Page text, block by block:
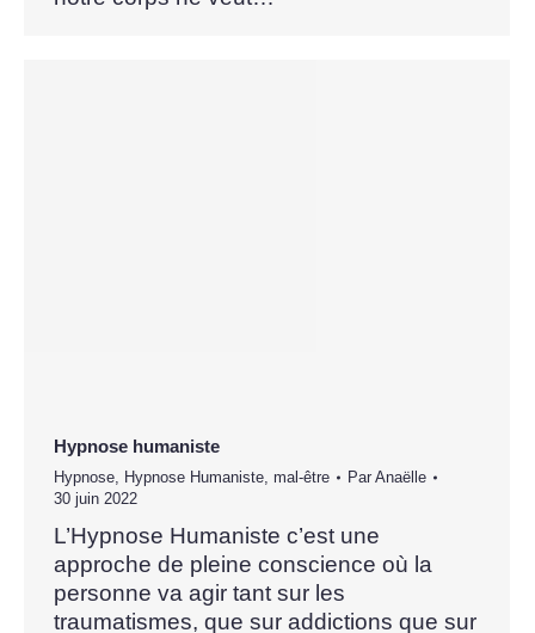
Hypnose humaniste
Hypnose, Hypnose Humaniste, mal-être Par Anaëlle
30 juin 2022
L’Hypnose Humaniste c’est une
approche de pleine conscience où la
personne va agir tant sur les
traumatismes, que sur addictions que sur